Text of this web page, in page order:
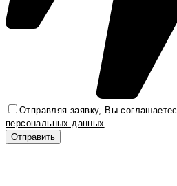
Отправляя заявку, Вы
персональных данных.